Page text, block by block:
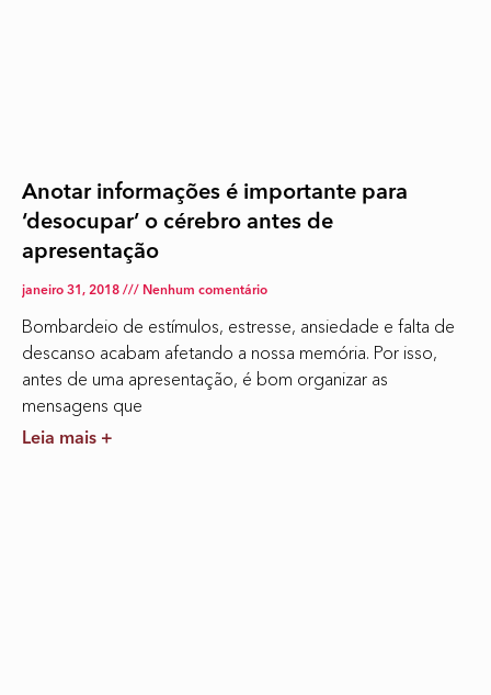
Anotar informações é importante para
‘desocupar’ o cérebro antes de
apresentação
janeiro 31, 2018 Nenhum comentário
Bombardeio de estímulos, estresse, ansiedade e falta de
descanso acabam afetando a nossa memória. Por isso,
antes de uma apresentação, é bom organizar as
mensagens que
Leia mais +